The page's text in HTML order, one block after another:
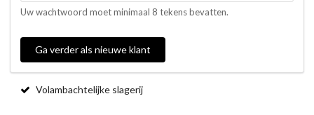
Uw wachtwoord moet minimaal 8 tekens bevatten.
Volambachtelijke slagerij